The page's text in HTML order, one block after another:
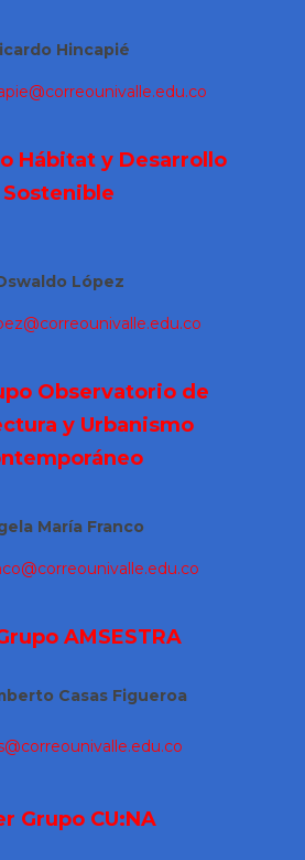
Hincapié
Hábitat y Desarrollo
Sostenible
López
Observatorio de
y Urbanismo
María Franco
AMSESTRA
Casas Figueroa
Grupo CU:NA